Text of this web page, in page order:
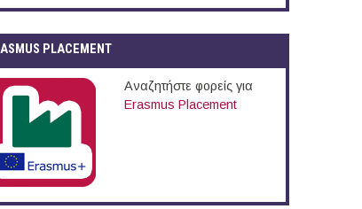
PLACEMENT
Αναζητήστε φορείς για
Erasmus Placement